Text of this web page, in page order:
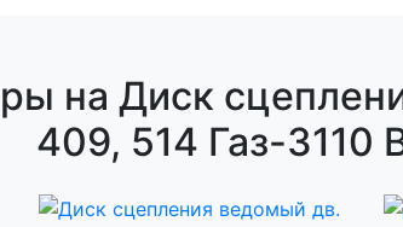
на Диск
409, 514 Газ-3110